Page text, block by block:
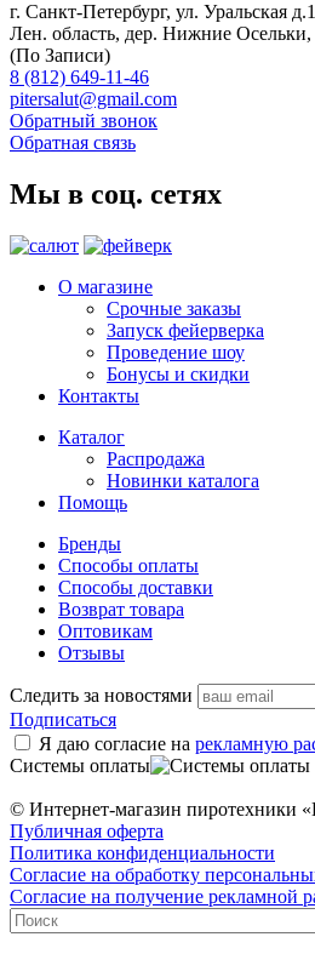
г. Санкт-Петербург, ул. Уральская
Лен. область, дер. Нижние Осельки,
(По Записи)
8 (812) 649-11-46
pitersalut@gmail.com
Обратный звонок
Обратная связь
Мы в соц. сетях
О магазине
Срочные заказы
Запуск фейерверка
Проведение шоу
Бонусы и скидки
Контакты
Каталог
Распродажа
Новинки каталога
Помощь
Бренды
Способы оплаты
Способы доставки
Возврат товара
Оптовикам
Отзывы
Следить за новостями
Подписаться
Я даю согласие на рекламную
Системы оплаты
© Интернет-магазин пиротехники
Публичная оферта
Политика конфиденциальности
Согласие на обработку
Согласие на получение рекламной